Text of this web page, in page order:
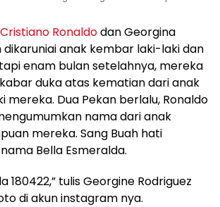
Cristiano Ronaldodan Georgina
dikaruniai anak kembar laki-laki dan
enam bulan setelahnya, mereka
duka atas kematian dari anak
mereka. Dua Pekan berlalu, Ronaldo
nama dari anak
mereka. Sang Buah hati
Bella Esmeralda.
180422,” tulis Georgine Rodriguez
di akun instagram nya.